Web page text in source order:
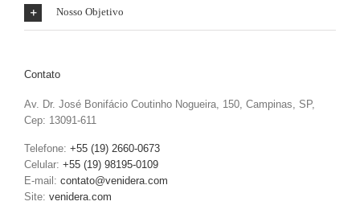
Nosso Objetivo
Contato
Av. Dr. José Bonifácio Coutinho Nogueira, 150, Campinas, SP,
Cep: 13091-611
Telefone: +55 (19) 2660-0673
Celular: +55 (19) 98195-0109
E-mail: contato@venidera.com
Site: venidera.com